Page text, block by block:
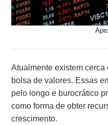
Atualmente existem
bolsa de valores. Essas
pelo longo e burocrático
como forma de obter
crescimento.